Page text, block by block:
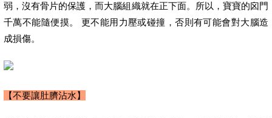
弱，沒有骨片的保護，而大腦組織就在正下面。所以，寶寶的囟門
千萬不能隨便摸。 更不能用力壓或碰撞，否則有可能會對大腦造
成損傷。
【不要讓肚臍沾水】